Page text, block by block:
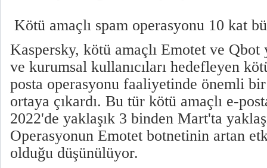
Kötü amaçlı spam operasyonu 10 kat
Kaspersky, kötü amaçlı Emotet ve Qbot
ve kurumsal kullanıcıları hedefleyen
posta operasyonu faaliyetinde önemli
ortaya çıkardı. Bu tür kötü amaçlı e-
2022'de yaklaşık 3 binden Mart'ta
Operasyonun Emotet botnetinin artan
olduğu düşünülüyor.